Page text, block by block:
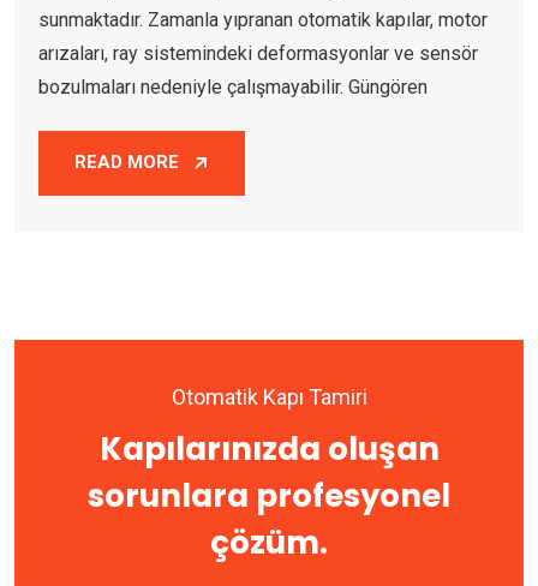
sunmaktadır. Zamanla yıpranan otomatik kapılar, motor
arızaları, ray sistemindeki deformasyonlar ve sensör
bozulmaları nedeniyle çalışmayabilir. Güngören
READ MORE
Otomatik Kapı Tamiri
Kapılarınızda oluşan
sorunlara profesyonel
çözüm.